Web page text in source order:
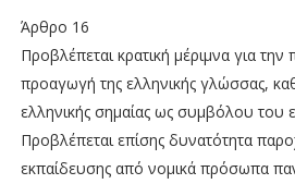
Άρθρο 16
Προβλέπεται κρατική μέριμνα για την
προαγωγή της ελληνικής γλώσσας,
ελληνικής σημαίας ως συμβόλου του
Προβλέπεται επίσης δυνατότητα
εκπαίδευσης από νομικά πρόσωπα